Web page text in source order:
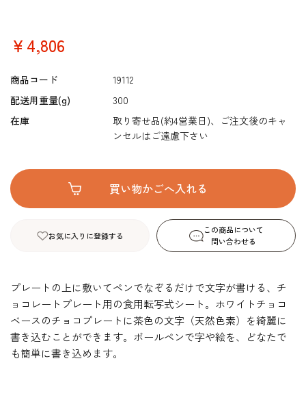
￥4,806
商品コード
19112
配送用重量(g)
300
在庫
取り寄せ品(約4営業日)、ご注文後のキャ
ンセルはご遠慮下さい
お気に入りに登録する
この商品について
問い合わせる
プレートの上に敷いてペンでなぞるだけで文字が書ける、チ
ョコレートプレート用の食用転写式シート。ホワイトチョコ
ベースのチョコプレートに茶色の文字（天然色素）を綺麗に
書き込むことができます。ボールペンで字や絵を、どなたで
も簡単に書き込めます。